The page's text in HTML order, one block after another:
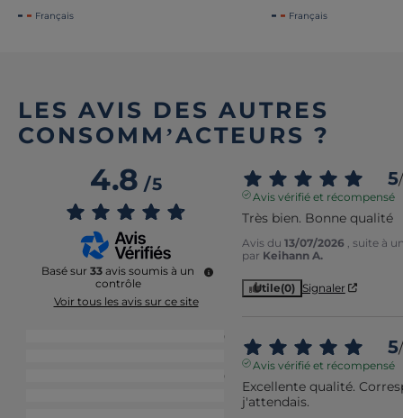
Français Français
LES AVIS DES AUTRES
CONSOMM’ACTEURS ?
4.8/5
Basé sur 33 avis soumis à un
contrôle
Voir tous les avis sur ce site
30
0
5/
Avis vérifié et récompensé
Très bien. Bonne qualité
Avis du 13/07/2026
, suite à
par Keihann A.
Utile(0) Signaler
5/
Avis vérifié et récompensé
Excellente qualité.
j'attendais.